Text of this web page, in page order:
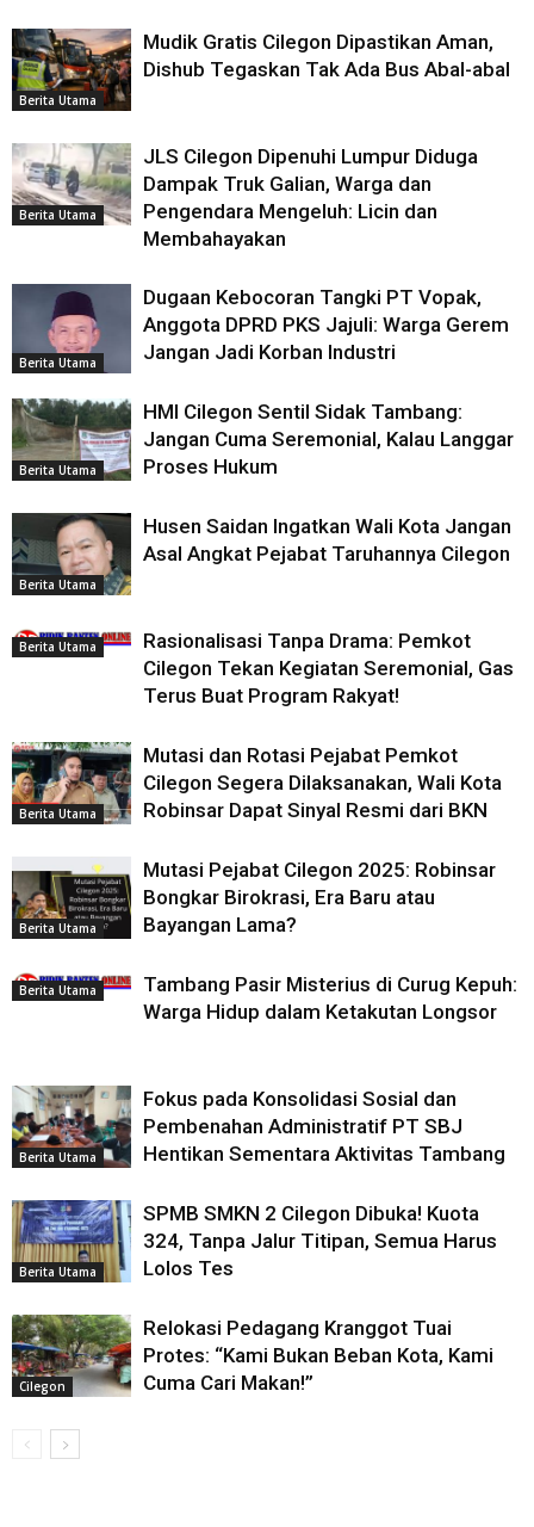
Berita Utama
Mudik Gratis Cilegon Dipastikan Aman,
Dishub Tegaskan Tak Ada Bus Abal-abal
Berita Utama
JLS Cilegon Dipenuhi Lumpur Diduga
Dampak Truk Galian, Warga dan
Pengendara Mengeluh: Licin dan
Membahayakan
Berita Utama
Dugaan Kebocoran Tangki PT Vopak,
Anggota DPRD PKS Jajuli: Warga Gerem
Jangan Jadi Korban Industri
Berita Utama
HMI Cilegon Sentil Sidak Tambang:
Jangan Cuma Seremonial, Kalau Langgar
Proses Hukum
Berita Utama
Husen Saidan Ingatkan Wali Kota Jangan
Asal Angkat Pejabat Taruhannya Cilegon
Berita Utama
Rasionalisasi Tanpa Drama: Pemkot
Cilegon Tekan Kegiatan Seremonial, Gas
Terus Buat Program Rakyat!
Berita Utama
Mutasi dan Rotasi Pejabat Pemkot
Cilegon Segera Dilaksanakan, Wali Kota
Robinsar Dapat Sinyal Resmi dari BKN
Berita Utama
Mutasi Pejabat Cilegon 2025: Robinsar
Bongkar Birokrasi, Era Baru atau
Bayangan Lama?
Berita Utama
Tambang Pasir Misterius di Curug Kepuh:
Warga Hidup dalam Ketakutan Longsor
Berita Utama
Fokus pada Konsolidasi Sosial dan
Pembenahan Administratif PT SBJ
Hentikan Sementara Aktivitas Tambang
Berita Utama
SPMB SMKN 2 Cilegon Dibuka! Kuota
324, Tanpa Jalur Titipan, Semua Harus
Lolos Tes
Cilegon
Relokasi Pedagang Kranggot Tuai
Protes: “Kami Bukan Beban Kota, Kami
Cuma Cari Makan!”